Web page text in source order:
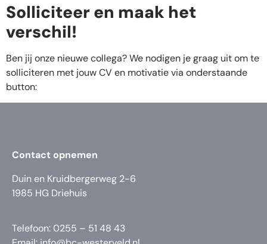
Solliciteer en maak het
verschil!
Ben jij onze nieuwe collega? We nodigen je graag uit om te
solliciteren met jouw CV en motivatie via onderstaande
button:
Contact opnemen
Duin en Kruidbergerweg 2-6
1985 HG Driehuis
Telefoon: 0255 – 51 48 43